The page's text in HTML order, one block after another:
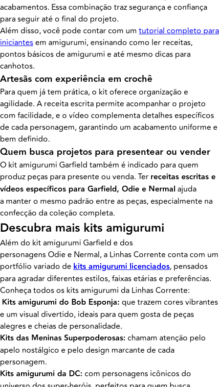
acabamentos. Essa combinação traz segurança e confiança
para seguir até o final do projeto.
Além disso, você pode contar com um tutorial completo para
iniciantesem amigurumi, ensinando como ler receitas,
pontos básicos de amigurumi e até mesmo dicas para
canhotos.
Artesãs com experiência em crochê
Para quem já tem prática, o kit oferece organização e
agilidade. A receita escrita permite acompanhar o projeto
com facilidade, e o vídeo complementa detalhes específicos
de cada personagem, garantindo um acabamento uniforme e
bem definido.
Quem busca projetos para presentear ou vender
O kit amigurumi Garfield também é indicado para quem
produz peças para presente ou venda. Ter receitas escritas e
vídeos específicos para Garfield, Odie e Nermal ajuda
a manter o mesmo padrão entre as peças, especialmente na
confecção da coleção completa.
Descubra mais kits amigurumi
Além do kit amigurumi Garfield e dos
personagens Odie e Nermal, a Linhas Corrente conta com um
portfólio variado de kits amigurumi licenciados, pensados
para agradar diferentes estilos, faixas etárias e preferências.
Conheça todos os kits amigurumi da Linhas Corrente:
Kits amigurumi do Bob Esponja: que trazem cores vibrantes
e um visual divertido, ideais para quem gosta de peças
alegres e cheias de personalidade.
Kits das Meninas Superpoderosas: chamam atenção pelo
apelo nostálgico e pelo design marcante de cada
personagem.
Kits amigurumi da DC: com personagens icônicos do